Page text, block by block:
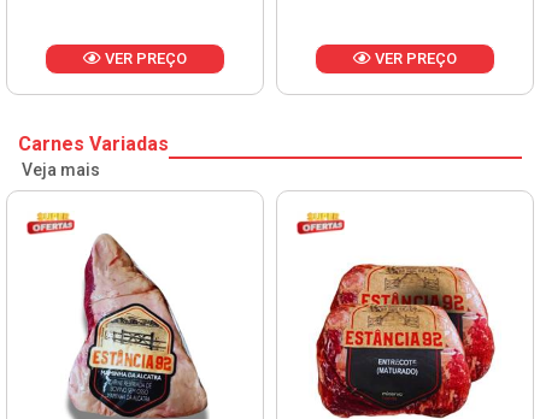
VER PREÇO VER PREÇO
Carnes Variadas
Veja mais